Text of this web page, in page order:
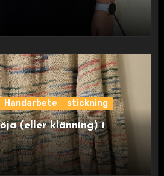
Handarbete stickning
(eller klänning) i